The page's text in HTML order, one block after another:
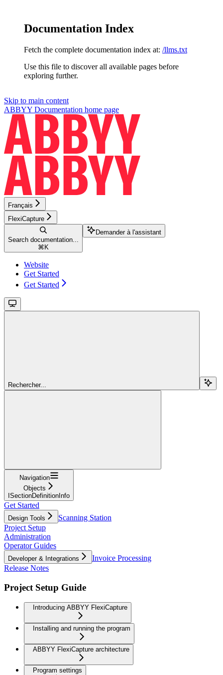
Documentation Index
Fetch the complete documentation index at: /llms.txt
Use this file to discover all available pages before
exploring further.
Skip to main content
ABBYY Documentation home page
Français
FlexiCapture
Search documentation...
⌘ K
Demander à l'assistant
Website
Get Started
Get Started
Rechercher...
Navigation
Objects
ISectionDefinitionInfo
Get Started
Design Tools
Scanning Station
Project Setup
Administration
Operator Guides
Developer & Integrations
Invoice Processing
Release Notes
Project Setup Guide
Introducing ABBYY FlexiCapture
Installing and running the program
ABBYY FlexiCapture architecture
Program settings